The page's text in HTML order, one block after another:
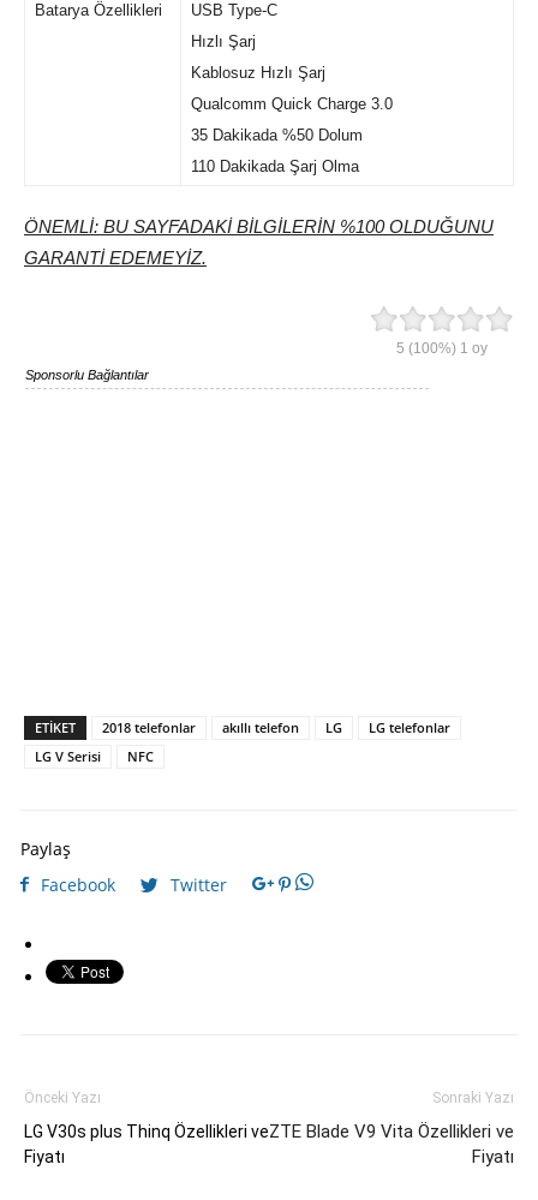
Batarya Özellikleri
USB Type-C
Hızlı Şarj
Kablosuz Hızlı Şarj
Qualcomm Quick Charge 3.0
35 Dakikada %50 Dolum
110 Dakikada Şarj Olma
ÖNEMLİ: BU SAYFADAKİ BİLGİLERİN %100 OLDUĞUNU
GARANTİ EDEMEYİZ.
5 (100%) 1 oy
Sponsorlu Bağlantılar
ETIKET 2018 telefonlar akıllı telefon LG
LG telefonlar
LG V Serisi
NFC
Paylaş
Facebook
Twitter
Önceki Yazı
LG V30s plus Thinq Özellikleri ve
Fiyatı
Sonraki Yazı
ZTE Blade V9 Vita Özellikleri ve
Fiyatı